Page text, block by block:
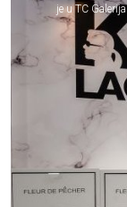
je u TC